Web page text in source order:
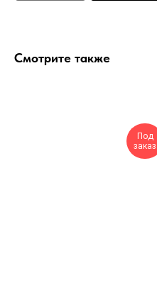
Смотрите также
Под
заказ